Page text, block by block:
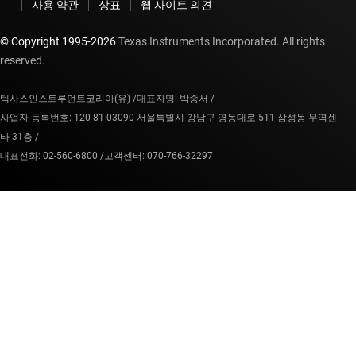
사용 약관 상표 웹 사이트 의견
© Copyright 1995-2026Texas Instruments Incorporated. All rights
reserved.
텍사스인스트루먼트코리아(유) /대표자명: 박중서 /
사업자 등록번호: 120-81-03090 서울특별시 강남구 영동대로 511 삼성동 무역센
타 31층 /
대표전화: 02-560-6800 /고객센터: 070-766-32297